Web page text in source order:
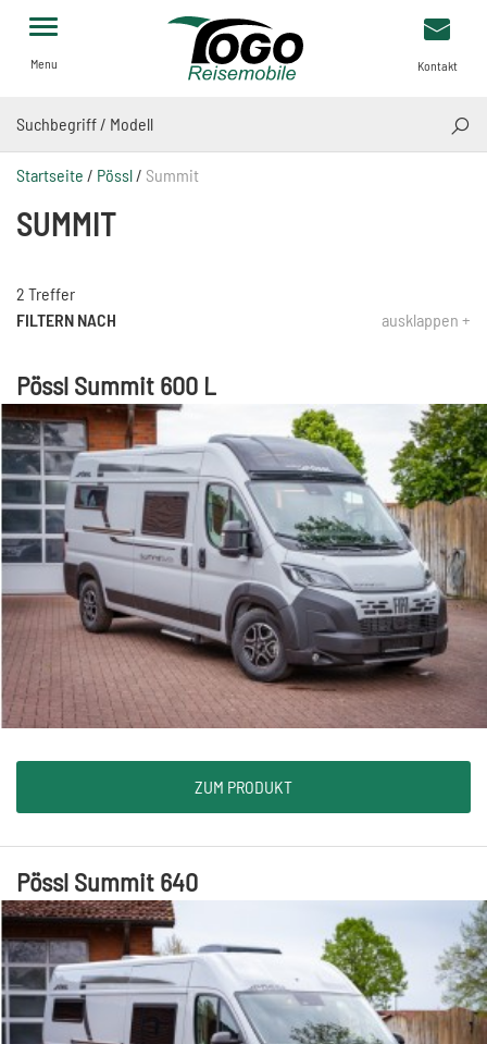
Menu Kontakt
Startseite / Pössl/ Summit
SUMMIT
FILTERN NACH ausklappen +
2 Treffer
Pössl Summit 600 L
ZUM PRODUKT
Pössl Summit 640